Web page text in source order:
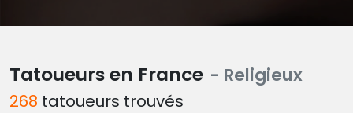
Tatoueurs en France - Religieux
268 tatoueurs trouvés